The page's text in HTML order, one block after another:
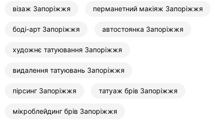
візаж Запоріжжя перманетний макіяж Запоріжжя
боді-арт Запоріжжя автостоянка Запоріжжя
художнє татуювання Запоріжжя
видалення татуювань Запоріжжя
пірсинг Запоріжжя татуаж брів Запоріжжя
мікроблейдинг брів Запоріжжя